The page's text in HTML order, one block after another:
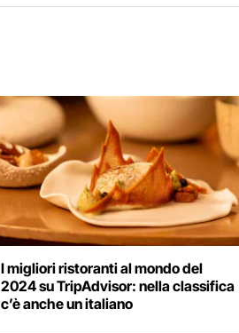
I migliori ristoranti al mondo del
2024 su TripAdvisor: nella classifica
c’è anche un italiano